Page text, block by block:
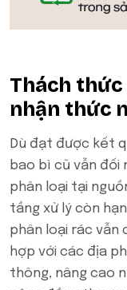
Thách
nhận thức
Dù đạt được kết
bao bì cũ vẫn đối
phân loại tại
tầng xử lý còn
phân loại rác vẫn
hợp với các địa
thông, nâng cao